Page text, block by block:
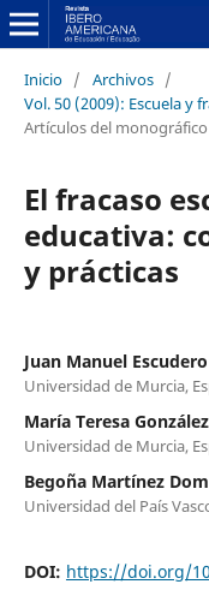
Inicio / Archivos /
Vol. 50 (2009): Escuela y
Artículos del monográfico
El fracaso
educativa:
y prácticas
Juan Manuel
Universidad de Murcia,
María Teresa
Universidad de Murcia,
Begoña Martínez
Universidad del País
DOI: https://doi.org/